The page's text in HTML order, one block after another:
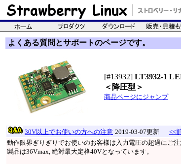
よくある質問とサポートのページです。
[#13932] LT3932-1
＜降圧型＞
商品ページにジャンプ
30V以上でお使いの方への注意 2019-03-07更新 <<
動作限界ぎりぎりでお使いのお客様は入力電圧の超過にご注
製品は36Vmax, 絶対最大定格40Vとなっています。